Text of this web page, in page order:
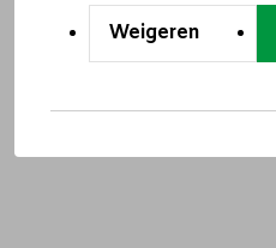
Weigeren